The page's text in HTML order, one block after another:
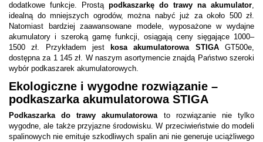
dodatkowe funkcje. Prostą podkaszarkę do trawy na akumulator,
idealną do mniejszych ogrodów, można nabyć już za około 500 zł.
Natomiast bardziej zaawansowane modele, wyposażone w wydajne
akumulatory i szeroką gamę funkcji, osiągają ceny sięgające 1000–
1500 zł. Przykładem jest
kosa akumulatorowa STIGAGT500e,
dostępna za 1 145 zł. W naszym asortymencie znajdą Państwo szeroki
wybór podkaszarek akumulatorowych.​
Ekologiczne i wygodne rozwiązanie –
podkaszarka akumulatorowa STIGA
Podkaszarka do trawy akumulatorowato rozwiązanie nie tylko
wygodne, ale także przyjazne środowisku. W przeciwieństwie do modeli
spalinowych nie emituje szkodliwych spalin ani nie generuje uciążliwego